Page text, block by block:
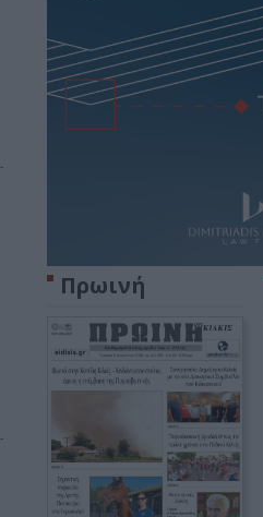
Πρωινή